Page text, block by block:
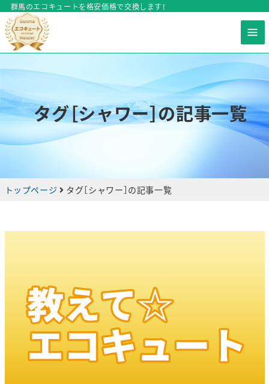
群馬のエコキュートを格安価格で交換します！
タグ［シャワー］の記事一覧
トップページ タグ［シャワー］の記事一覧